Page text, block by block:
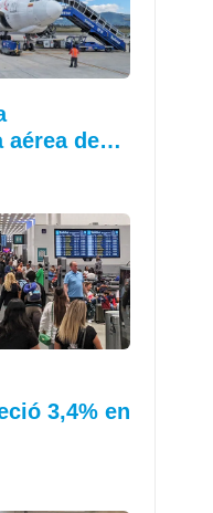
aérea de…
3,4% en